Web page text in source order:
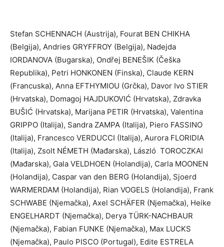
Stefan SCHENNACH (Austrija), Fourat BEN CHIKHA
(Belgija), Andries GRYFFROY (Belgija), Nadejda
IORDANOVA (Bugarska), Ondřej BENEŠIK (Češka
Republika), Petri HONKONEN (Finska), Claude KERN
(Francuska), Anna EFTHYMIOU (Grčka), Davor Ivo STIER
(Hrvatska), Domagoj HAJDUKOVIĆ (Hrvatska), Zdravka
BUŠIĆ (Hrvatska), Marijana PETIR (Hrvatska), Valentina
GRIPPO (Italija), Sandra ZAMPA (Italija), Piero FASSINO
(Italija), Francesco VERDUCCI (Italija), Aurora FLORIDIA
(Italija), Zsolt NÉMETH (Mađarska), László TOROCZKAI
(Mađarska), Gala VELDHOEN (Holandija), Carla MOONEN
(Holandija), Caspar van den BERG (Holandija), Sjoerd
WARMERDAM (Holandija), Rian VOGELS (Holandija), Frank
SCHWABE (Njemačka), Axel SCHÄFER (Njemačka), Heike
ENGELHARDT (Njemačka), Derya TÜRK-NACHBAUR
(Njemačka), Fabian FUNKE (Njemačka), Max LUCKS
(Njemačka), Paulo PISCO (Portugal), Edite ESTRELA